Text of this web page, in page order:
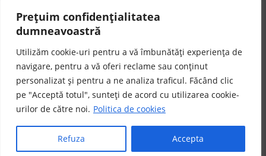
Prețuim confidențialitatea
dumneavoastră
Utilizăm cookie-uri pentru a vă îmbunătăți experiența de
navigare, pentru a vă oferi reclame sau conținut
personalizat și pentru a ne analiza traficul. Făcând clic
pe "Acceptă totul", sunteți de acord cu utilizarea cookie-
urilor de către noi. Politica de cookies
Refuza Accepta
021 410 3698
E: office@romexped.ro
Copyright © 2026 Romexped Group SRL
Design with ❤️ byweb DESIGN office